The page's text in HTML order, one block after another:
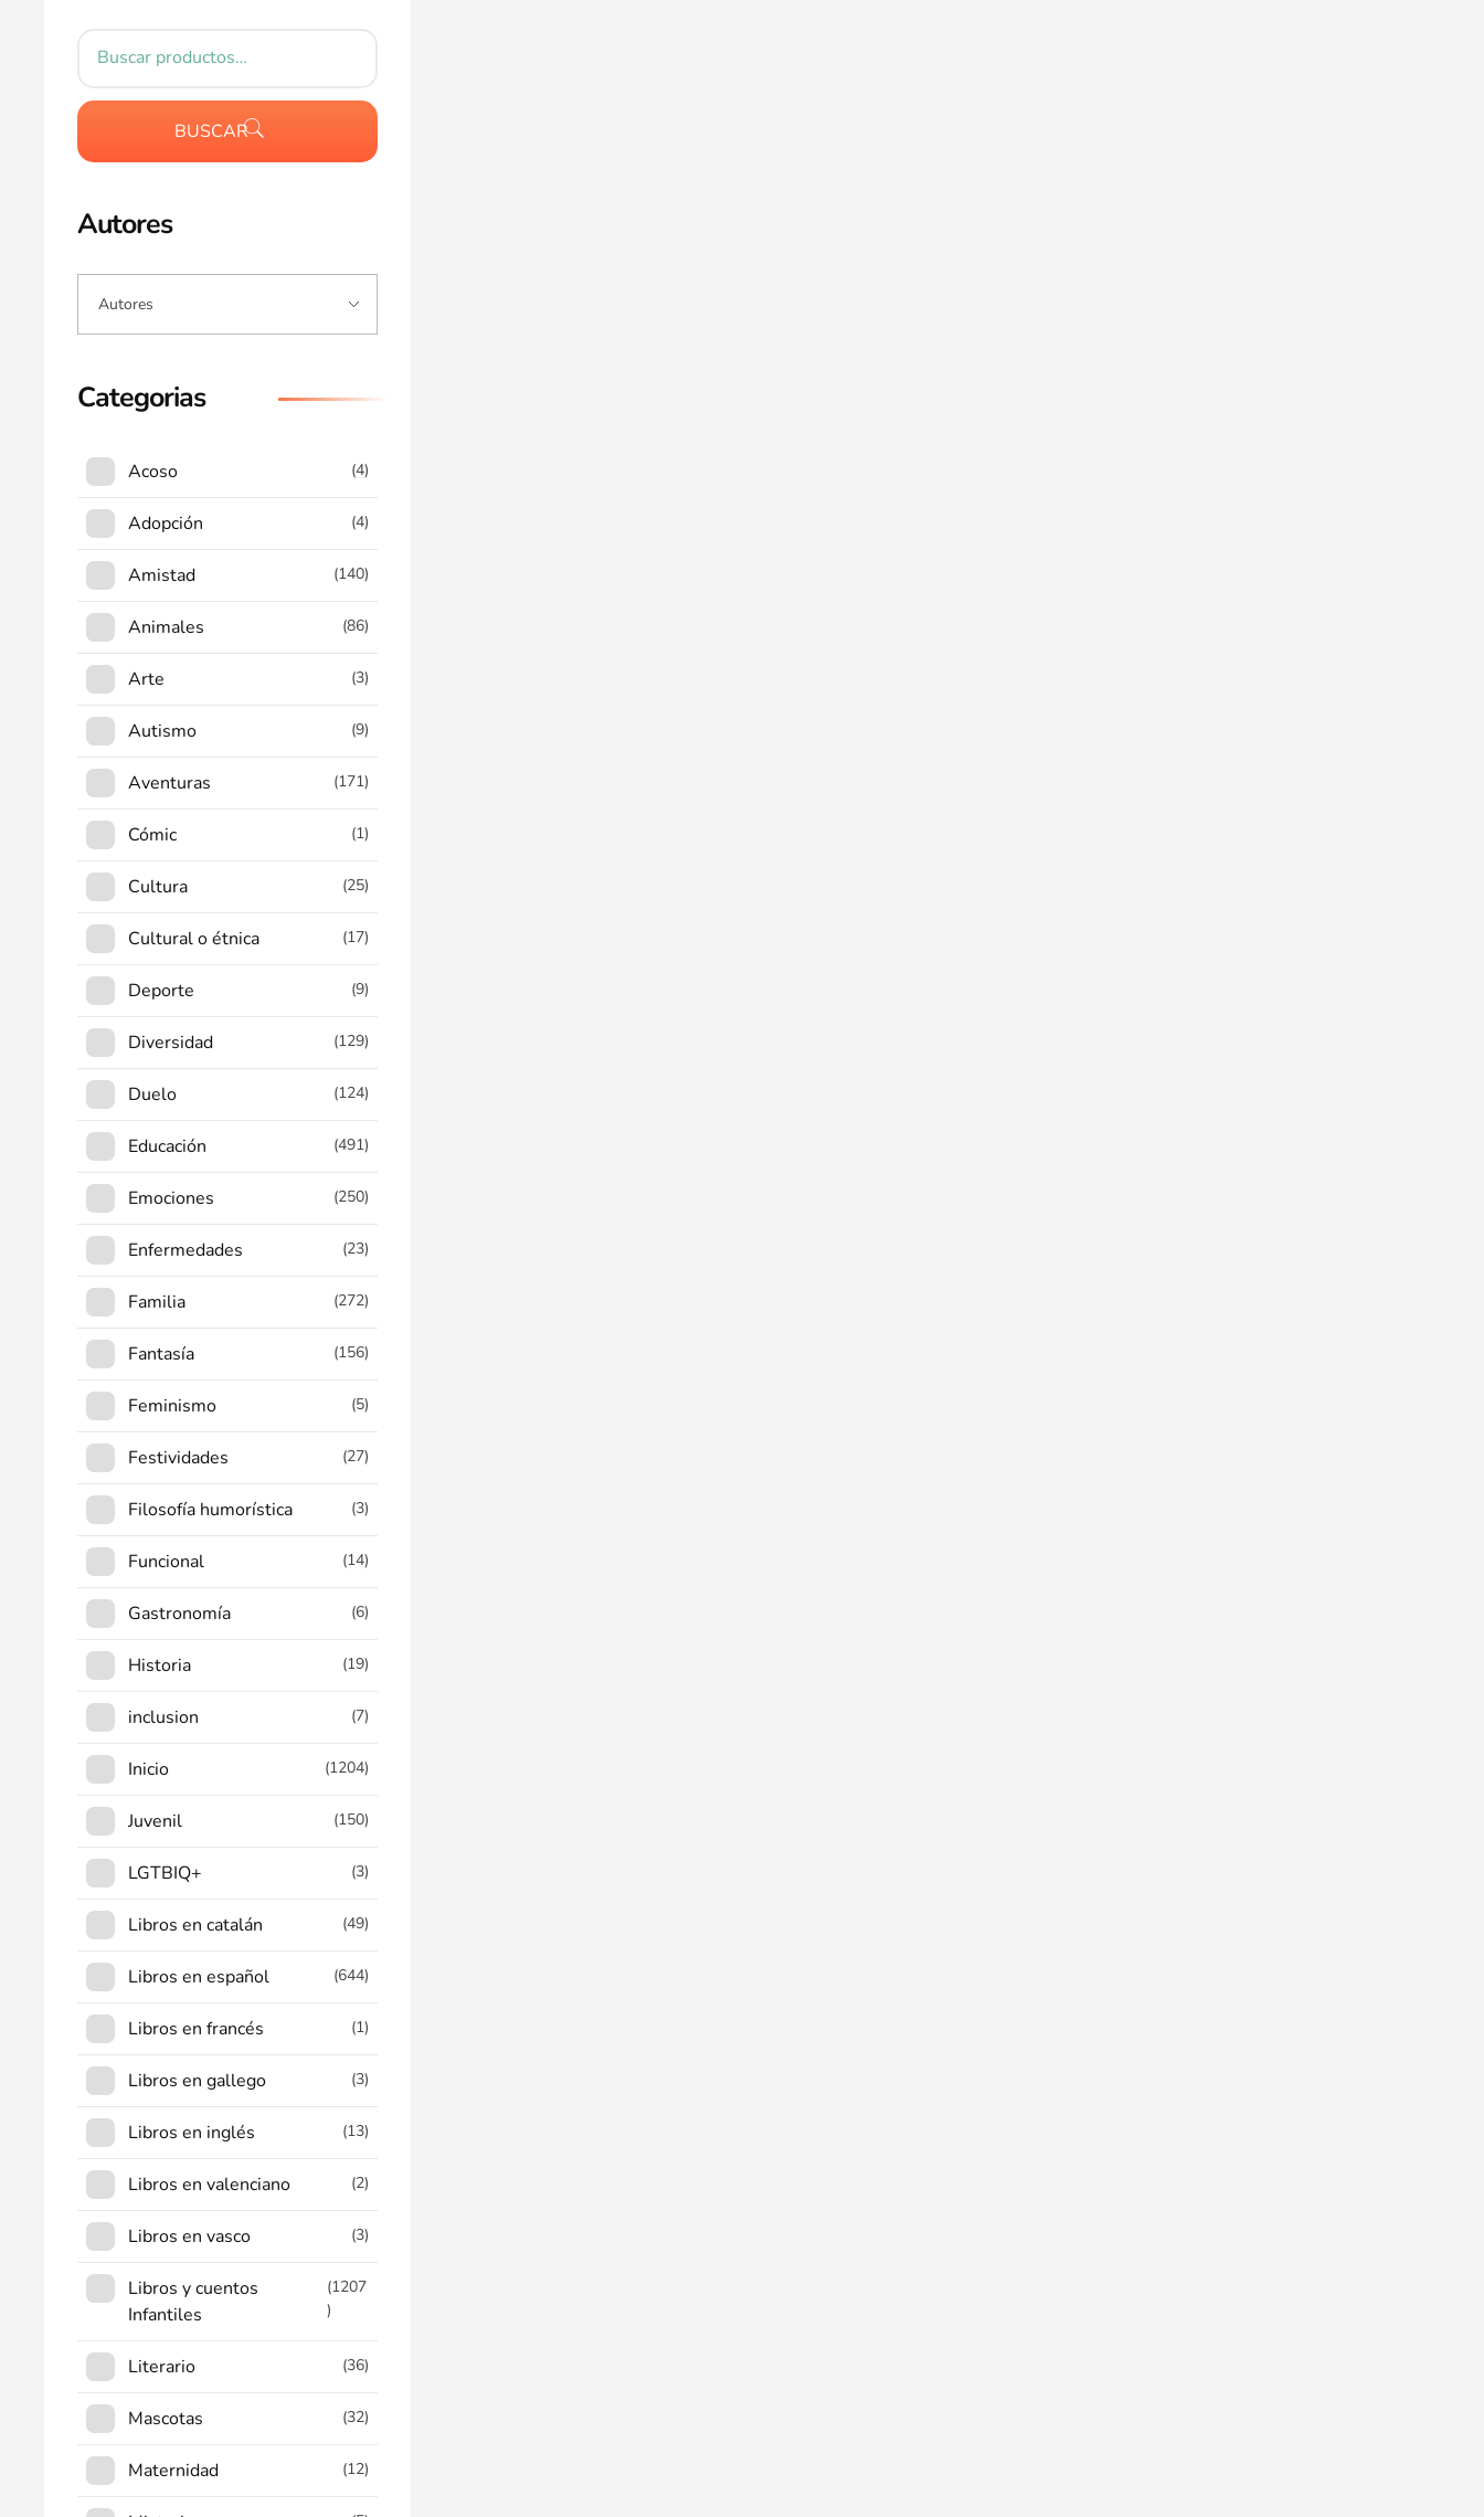
BUSCAR
Autores
Categorias
Acoso (4)
Adopción (4)
Amistad (140)
Animales (86)
Arte (3)
Autismo (9)
Aventuras (171)
Cómic (1)
Cultura (25)
Cultural o étnica (17)
Deporte (9)
Diversidad (129)
Duelo (124)
Educación (491)
Emociones (250)
Enfermedades (23)
Familia (272)
Fantasía (156)
Feminismo (5)
Festividades (27)
Filosofía humorística (3)
Funcional (14)
Gastronomía (6)
Historia (19)
inclusion (7)
Inicio (1204)
Juvenil (150)
LGTBIQ+ (3)
Libros en catalán (49)
Libros en español (644)
Libros en francés (1)
Libros en gallego (3)
Libros en inglés (13)
Libros en valenciano (2)
Libros en vasco (3)
Libros y cuentos
Infantiles
(1207
)
Literario (36)
Mascotas (32)
Maternidad (12)